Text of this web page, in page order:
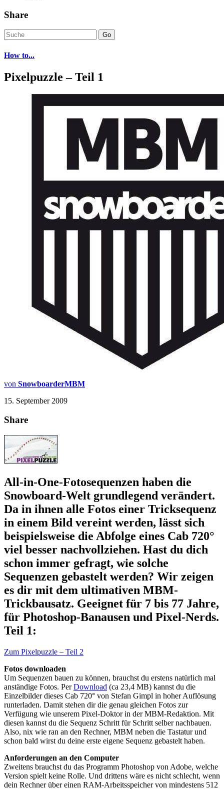
Share
Go
How to...
Pixelpuzzle – Teil 1
von SnowboarderMBM
15. September 2009
Share
All-in-One-Fotosequenzen haben die
Snowboard-Welt grundlegend verändert.
Da in ihnen alle Fotos einer Tricksequenz
in einem Bild vereint werden, lässt sich
beispielsweise die Abfolge eines Cab 720°
viel besser nachvollziehen. Hast du dich
schon immer gefragt, wie solche
Sequenzen gebastelt werden? Wir zeigen
es dir mit dem ultimativen MBM-
Trickbausatz. Geeignet für 7 bis 77 Jahre,
für Photoshop-Banausen und Pixel-Nerds.
Teil 1:
Zum Pixelpuzzle – Teil 2
Fotos downloaden
Um Sequenzen bauen zu können, brauchst du erstens natürlich mal
anständige Fotos. PerDownload (ca 23,4 MB) kannst du die
Einzelbilder dieses Cab 720° von Stefan Gimpl in hoher Auflösung
runterladen. Damit stehen dir die genau gleichen Fotos zur
Verfügung wie unserem Pixel-Doktor in der MBM-Redaktion. Mit
diesen kannst du die Sequenz Schritt für Schritt selber nachbauen.
Also, nix wie ran an den Rechner, MBM neben die Tastatur und
schon bald wirst du deine erste eigene Sequenz gebastelt haben.
Anforderungen an den Computer
Zweitens brauchst du das Programm Photoshop von Adobe, welche
Version spielt keine Rolle. Und drittens wäre es nicht schlecht, wenn
dein Rechner über einen RAM-Arbeitsspeicher von mindestens 512